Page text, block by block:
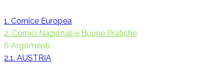
1. Cornice Europea
2. Cornici Nazionali e Buone Pratiche
6 Argomenti
2.1. AUSTRIA